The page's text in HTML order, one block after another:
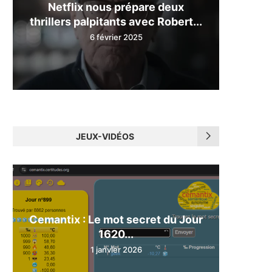
Netflix nous prépare deux
thrillers palpitants avec Robert...
6 février 2025
JEUX-VIDÉOS
Cemantix : Le mot secret du Jour
1620...
1 janvier 2026